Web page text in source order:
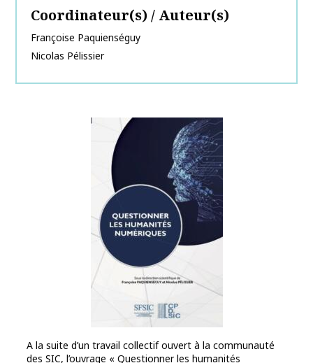
Coordinateur(s) / Auteur(s)
Françoise Paquienséguy
Nicolas Pélissier
A la suite d’un travail collectif ouvert à la communauté
des SIC, l’ouvrage « Questionner les humanités